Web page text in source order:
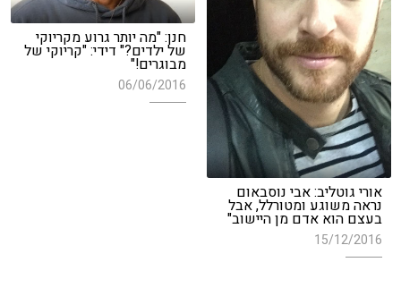
אורי גוטליב: אבי נוסבאום
נראה משוגע ומטורלל, אבל
בעצם הוא אדם מן היישוב"
15/12/2016
חנן: "מה יותר גרוע מקריוקי
של ילדים?" דידי: "קריוקי של
מבוגרים!"
06/06/2016